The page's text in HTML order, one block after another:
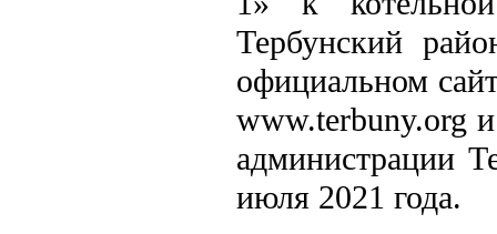
Тербунский
официальном
www.terbuny.org и
администрации
июля 2021 года.